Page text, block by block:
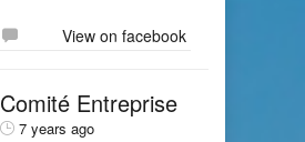
View on facebook
Comité Entreprise
7 years ago